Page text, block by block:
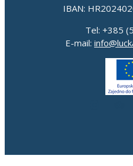
IBAN:
Tel: +385
E-mail: